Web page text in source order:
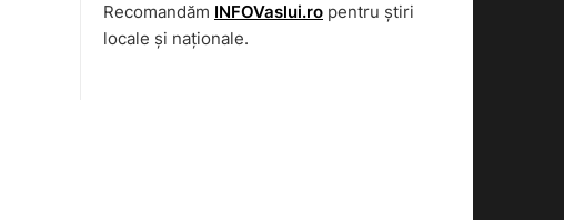
Recomandăm INFOVaslui.ropentru știri
locale și naționale.